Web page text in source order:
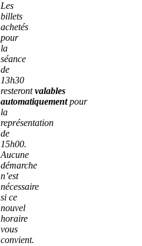
Les
billets
achetés
pour
la
séance
de
13h30
resterontvalables
automatiquementpour
la
représentation
de
15h00.
Aucune
démarche
n’est
nécessaire
si ce
nouvel
horaire
vous
convient.